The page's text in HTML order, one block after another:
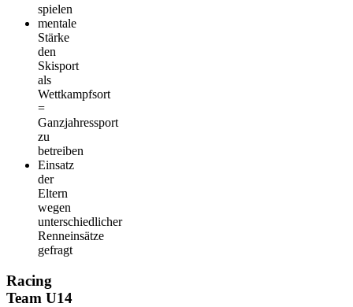
spielen
mentale
Stärke
den
Skisport
als
Wettkampfsort
=
Ganzjahressport
zu
betreiben
Einsatz
der
Eltern
wegen
unterschiedlicher
Renneinsätze
gefragt
Racing
Team U14